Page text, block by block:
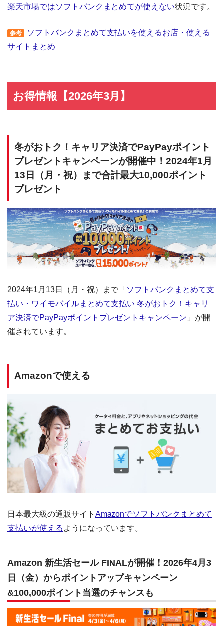
楽天市場ではソフトバンクまとめてが使えない状況です。
参考
ソフトバンクまとめて支払いを使えるお店・使える
サイトまとめ
お得情報【2026年3月】
冬がおトク！キャリア決済でPayPayポイント
プレゼントキャンペーンが開催中！2024年1月
13日（月・祝）まで合計最大10,000ポイント
プレゼント
2024年1月13日（月・祝）まで「 ソフトバンクまとめて支
払い・ワイモバイルまとめて支払い 冬がおトク！キャリ
ア決済でPayPayポイントプレゼントキャンペーン 」が開
催されています。
Amazonで使える
日本最大級の通販サイト Amazonでソフトバンクまとめて
支払いが使える ようになっています。
Amazon 新生活セール FINALが開催！2026年4月3
日（金）からポイントアップキャンペーン
&100,000ポイント当選のチャンスも